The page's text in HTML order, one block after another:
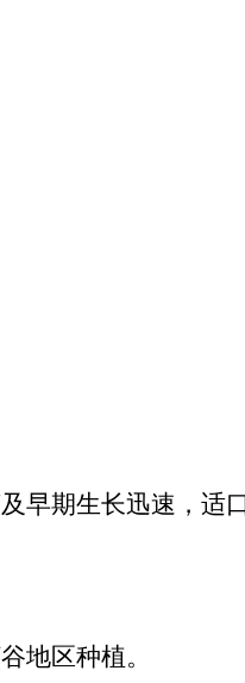
早期生长迅速，适
地区种植。